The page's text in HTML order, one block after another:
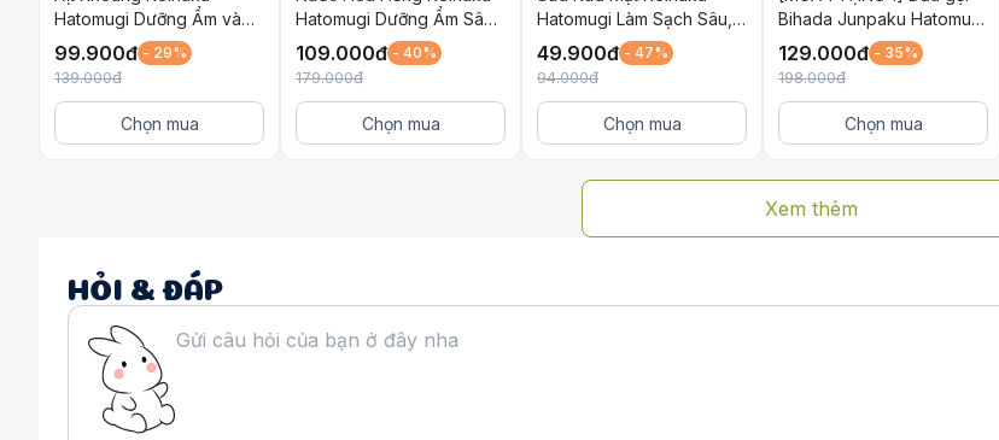
Hatomugi Dưỡng Ẩm và
Làm Sáng Da 250ml
99.900đ - 29%
139.000đ
Chọn mua
Hatomugi Dưỡng Ẩm Sâu
và Làm Sáng Da 250ml
109.000đ - 40%
179.000đ
Chọn mua
Hatomugi Làm Sạch Sâu,
Làm Sáng Da và Ngừa
Mụn 130g
49.900đ - 47%
94.000đ
Chọn mua
Bihada Junpaku Hatomugi
chiết xuất Chanh tươi
500ml
129.000đ - 35%
198.000đ
Chọn mua
Xem thêm
HỎI & ĐÁP